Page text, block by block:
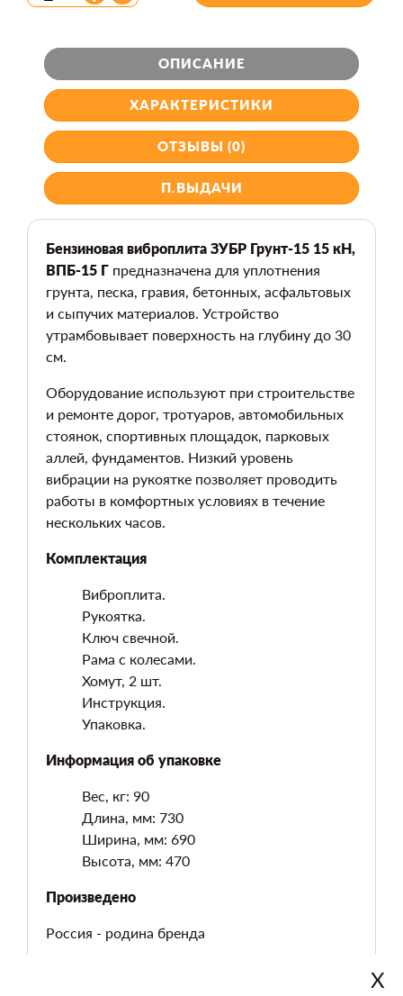
ОПИСАНИЕ
ХАРАКТЕРИСТИКИ
ОТЗЫВЫ (0)
П.ВЫДАЧИ
Бензиновая виброплита ЗУБР Грунт-15 15 кН,
ВПБ-15 Г предназначена для уплотнения
грунта, песка, гравия, бетонных, асфальтовых
и сыпучих материалов. Устройство
утрамбовывает поверхность на глубину до 30
см.
Оборудование используют при строительстве
и ремонте дорог, тротуаров, автомобильных
стоянок, спортивных площадок, парковых
аллей, фундаментов. Низкий уровень
вибрации на рукоятке позволяет проводить
работы в комфортных условиях в течение
нескольких часов.
Комплектация
Виброплита.
Рукоятка.
Ключ свечной.
Рама с колесами.
Хомут, 2 шт.
Инструкция.
Упаковка.
Информация об упаковке
Вес, кг: 90
Длина, мм: 730
Ширина, мм: 690
Высота, мм: 470
Произведено
Россия - родина бренда
Х